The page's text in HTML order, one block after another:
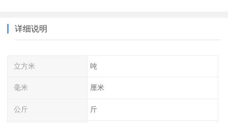
详细说明
立方米 吨
毫米 厘米
公斤 斤